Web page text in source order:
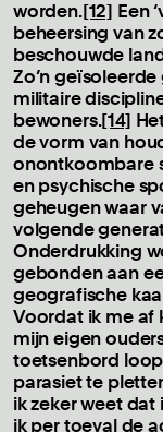
worden.[12] Een
beheersing van
beschouwde
Zo’n
militaire
bewoners.[14]
de vorm van
onontkoombare
en psychische
geheugen waar
volgende
Onderdrukking
gebonden aan
geografische
Voordat ik me af
mijn eigen
toetsenbord
parasiet te
ik zeker weet
ik per toeval de